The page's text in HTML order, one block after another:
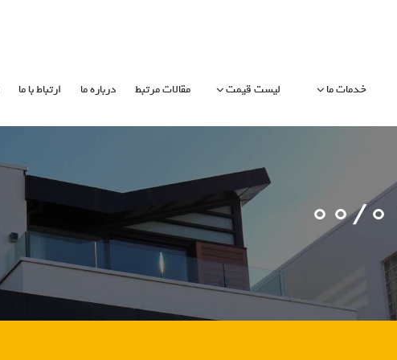
خدمات ما لیست قیمت مقالات مرتبط درباره ما ارتباط با ما